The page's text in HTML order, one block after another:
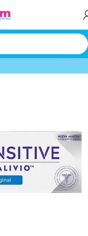
pro alivio 110 ml